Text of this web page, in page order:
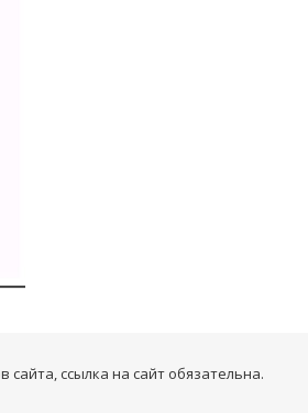
ссылка на сайт обязательна.